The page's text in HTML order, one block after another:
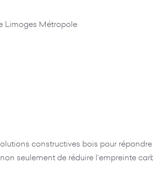
Limoges Métropole
constructives bois pour
seulement de réduire l’empreinte